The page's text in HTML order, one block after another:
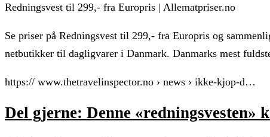
Redningsvest til 299,- fra Europris | Allematpriser.no
Se priser på Redningsvest til 299,- fra Europris og
netbutikker til dagligvarer i Danmark. Danmarks mest
https:// www.thetravelinspector.no › news › ikke-kjop-d…
Del gjerne: Denne